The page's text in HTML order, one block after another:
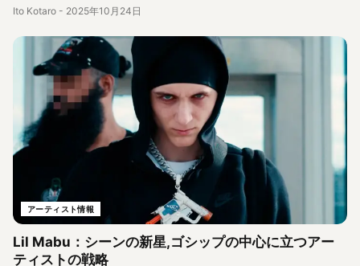
Ito Kotaro - 2025年10月24日
アーティスト情報
Lil Mabu：シーンの新星,ゴシップの中心に立つアー
ティストの戦略